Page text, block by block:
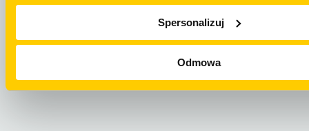
Spersonalizuj
Odmowa
WhatsApp
НАПИСАТЬ НА
Email
ОТПРАВИТЬ